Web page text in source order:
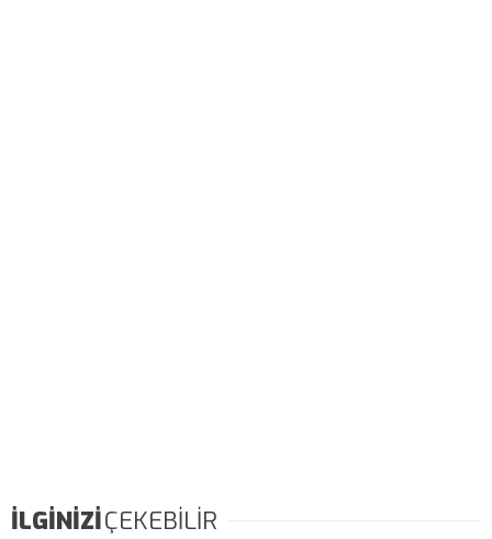
İLGİNİZİÇEKEBİLİR